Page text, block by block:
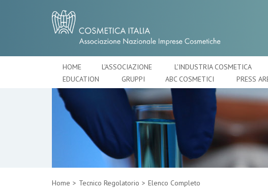
HOME L'ASSOCIAZIONE L'INDUSTRIA COSMETICA
EDUCATION
GRUPPI ABC COSMETICI PRESS
Home Tecnico Regolatorio Elenco Completo